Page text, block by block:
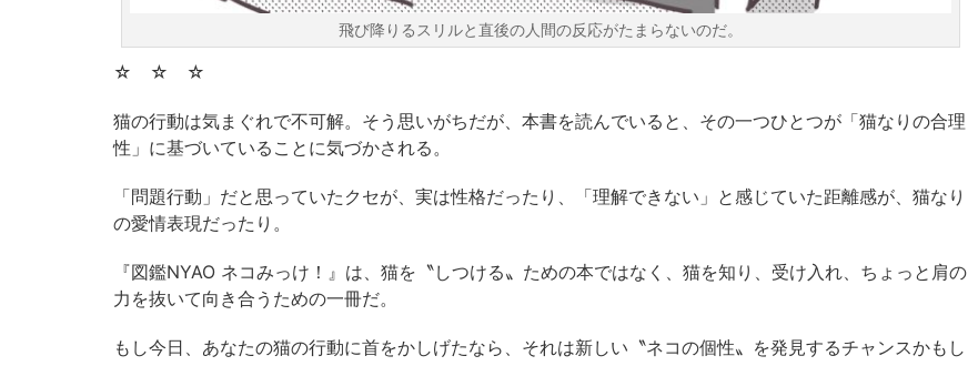
飛び降りるスリルと直後の人間の反応がたまらないのだ。
☆ ☆ ☆
猫の行動は気まぐれで不可解。そう思いがちだが、本書を読んでいると、その一つひとつが「猫なりの合理
性」に基づいていることに気づかされる。
「問題行動」だと思っていたクセが、実は性格だったり、「理解できない」と感じていた距離感が、猫なり
の愛情表現だったり。
『図鑑NYAO ネコみっけ！』は、猫を〝しつける〟ための本ではなく、猫を知り、受け入れ、ちょっと肩の
力を抜いて向き合うための一冊だ。
もし今日、あなたの猫の行動に首をかしげたなら、それは新しい〝ネコの個性〟を発見するチャンスかもし